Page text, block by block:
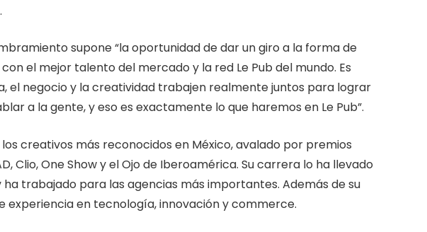
supone “la oportunidad de dar un giro a la forma de
el mejor talento del mercado y la red Le Pub del mundo. Es
el negocio y la creatividad trabajen realmente juntos para lograr
a la gente, y eso es exactamente lo que haremos en Le Pub”.
los creativos más reconocidos en México, avalado por premios
Clio, One Show y el Ojo de Iberoamérica. Su carrera lo ha llevado
trabajado para las agencias más importantes. Además de su
experiencia en tecnología, innovación y commerce.